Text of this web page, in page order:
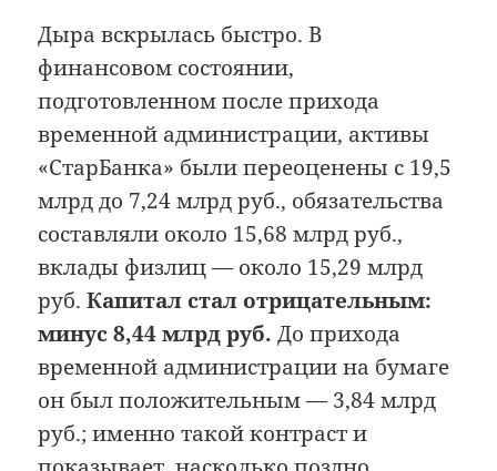
Дыра вскрылась быстро. В
финансовом состоянии,
подготовленном после прихода
временной администрации, активы
«СтарБанка» были переоценены с 19,5
млрд до 7,24 млрд руб., обязательства
составляли около 15,68 млрд руб.,
вклады физлиц — около 15,29 млрд
руб.Капитал стал отрицательным:
минус 8,44 млрд руб. До прихода
временной администрации на бумаге
он был положительным — 3,84 млрд
руб.; именно такой контраст и